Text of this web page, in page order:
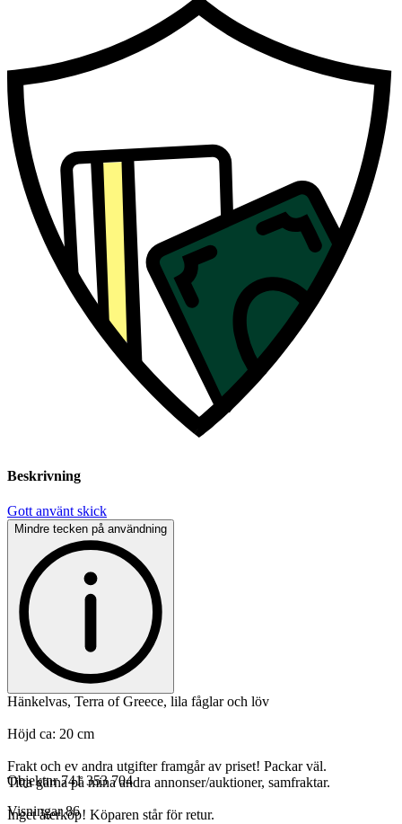
Beskrivning
Gott använt skick
Mindre tecken på användning
Hänkelvas, Terra of Greece, lila fåglar och löv
Höjd ca: 20 cm
Frakt och ev andra utgifter framgår av priset! Packar väl.
Titta gärna på mina andra annonser/auktioner, samfraktar.
Inget återköp! Köparen står för retur.
Objektnr 741 353 704
Visningar 86